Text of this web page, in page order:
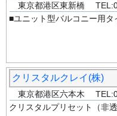
東京都港区東新橋
■ユニット型バルコニー用タ
クリスタルクレイ(株)
東京都港区六本木
クリスタルプリセット（非